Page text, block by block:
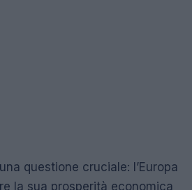
questione cruciale: l’Europa
la sua prosperità economica